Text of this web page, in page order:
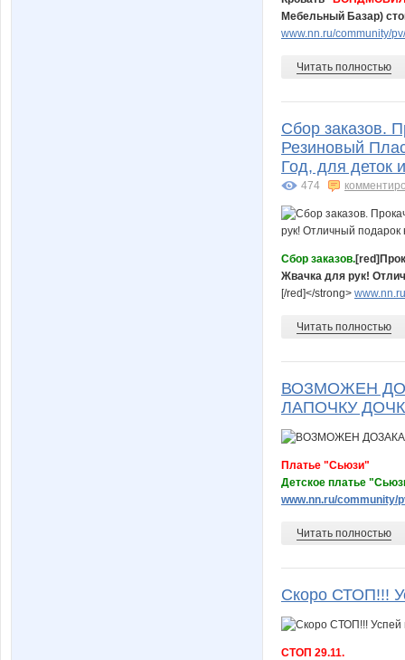
Мебельный Базар)
www.nn.ru/community/
Читать полностью
Сбор заказов.
Резиновый
Год, для деток
474
Сбор заказов.
Жвачка для рук!
[/red]</strong>
Читать полностью
ВОЗМОЖЕН
ЛАПОЧКУ
Платье "Сьюзи"
Детское платье
www.nn.ru/community/
Читать полностью
Скоро СТОП!!!
СТОП 29.11.